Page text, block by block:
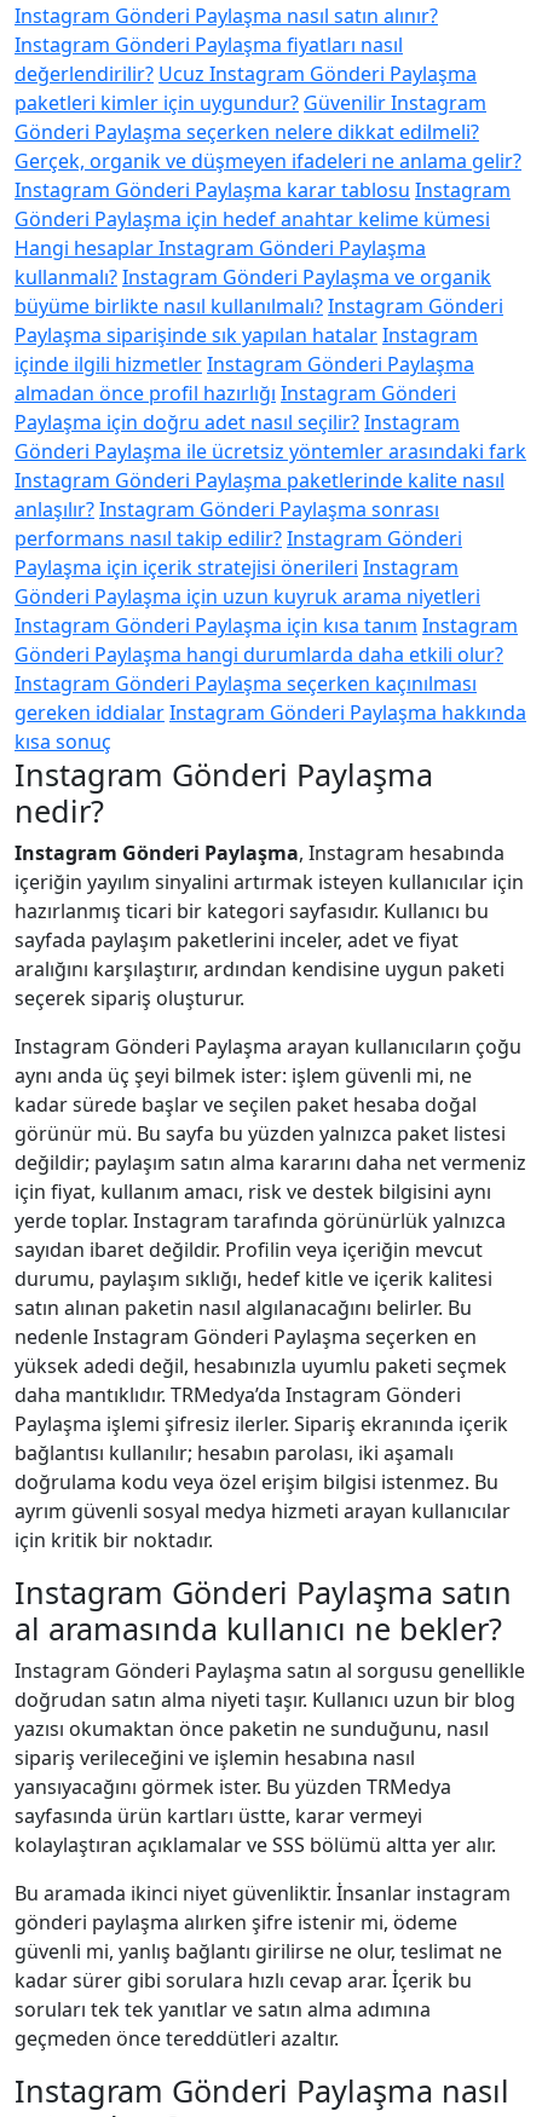
Instagram Gönderi Paylaşma nasıl satın alınır?
Instagram Gönderi Paylaşma fiyatları nasıl
değerlendirilir? Ucuz Instagram Gönderi Paylaşma
paketleri kimler için uygundur? Güvenilir Instagram
Gönderi Paylaşma seçerken nelere dikkat edilmeli?
Gerçek, organik ve düşmeyen ifadeleri ne anlama gelir?
Instagram Gönderi Paylaşma karar tablosu Instagram
Gönderi Paylaşma için hedef anahtar kelime kümesi
Hangi hesaplar Instagram Gönderi Paylaşma
kullanmalı?Instagram Gönderi Paylaşma ve organik
büyüme birlikte nasıl kullanılmalı?Instagram Gönderi
Paylaşma siparişinde sık yapılan hatalarInstagram
içinde ilgili hizmetlerInstagram Gönderi Paylaşma
almadan önce profil hazırlığı Instagram Gönderi
Paylaşma için doğru adet nasıl seçilir?Instagram
Gönderi Paylaşma ile ücretsiz yöntemler arasındaki fark
Instagram Gönderi Paylaşma paketlerinde kalite nasıl
anlaşılır?Instagram Gönderi Paylaşma sonrası
performans nasıl takip edilir?Instagram Gönderi
Paylaşma için içerik stratejisi önerileri Instagram
Gönderi Paylaşma için uzun kuyruk arama niyetleri
Instagram Gönderi Paylaşma için kısa tanım Instagram
Gönderi Paylaşma hangi durumlarda daha etkili olur?
Instagram Gönderi Paylaşma seçerken kaçınılması
gereken iddialarInstagram Gönderi Paylaşma hakkında
kısa sonuç
Instagram Gönderi Paylaşma
nedir?
Instagram Gönderi Paylaşma, Instagram hesabında
içeriğin yayılım sinyalini artırmak isteyen kullanıcılar için
hazırlanmış ticari bir kategori sayfasıdır. Kullanıcı bu
sayfada paylaşım paketlerini inceler, adet ve fiyat
aralığını karşılaştırır, ardından kendisine uygun paketi
seçerek sipariş oluşturur.
Instagram Gönderi Paylaşma arayan kullanıcıların çoğu
aynı anda üç şeyi bilmek ister: işlem güvenli mi, ne
kadar sürede başlar ve seçilen paket hesaba doğal
görünür mü. Bu sayfa bu yüzden yalnızca paket listesi
değildir; paylaşım satın alma kararını daha net vermeniz
için fiyat, kullanım amacı, risk ve destek bilgisini aynı
yerde toplar. Instagram tarafında görünürlük yalnızca
sayıdan ibaret değildir. Profilin veya içeriğin mevcut
durumu, paylaşım sıklığı, hedef kitle ve içerik kalitesi
satın alınan paketin nasıl algılanacağını belirler. Bu
nedenle Instagram Gönderi Paylaşma seçerken en
yüksek adedi değil, hesabınızla uyumlu paketi seçmek
daha mantıklıdır. TRMedya’da Instagram Gönderi
Paylaşma işlemi şifresiz ilerler. Sipariş ekranında içerik
bağlantısı kullanılır; hesabın parolası, iki aşamalı
doğrulama kodu veya özel erişim bilgisi istenmez. Bu
ayrım güvenli sosyal medya hizmeti arayan kullanıcılar
için kritik bir noktadır.
Instagram Gönderi Paylaşma satın
al aramasında kullanıcı ne bekler?
Instagram Gönderi Paylaşma satın al sorgusu genellikle
doğrudan satın alma niyeti taşır. Kullanıcı uzun bir blog
yazısı okumaktan önce paketin ne sunduğunu, nasıl
sipariş verileceğini ve işlemin hesabına nasıl
yansıyacağını görmek ister. Bu yüzden TRMedya
sayfasında ürün kartları üstte, karar vermeyi
kolaylaştıran açıklamalar ve SSS bölümü altta yer alır.
Bu aramada ikinci niyet güvenliktir. İnsanlar instagram
gönderi paylaşma alırken şifre istenir mi, ödeme
güvenli mi, yanlış bağlantı girilirse ne olur, teslimat ne
kadar sürer gibi sorulara hızlı cevap arar. İçerik bu
soruları tek tek yanıtlar ve satın alma adımına
geçmeden önce tereddütleri azaltır.
Instagram Gönderi Paylaşma nasıl